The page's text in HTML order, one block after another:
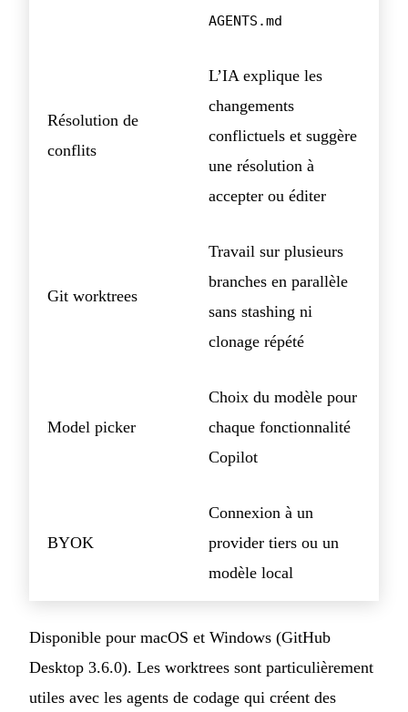
AGENTS.md
Résolution de
conflits
L’IA explique les
changements
conflictuels et suggère
une résolution à
accepter ou éditer
Git worktrees
Travail sur plusieurs
branches en parallèle
sans stashing ni
clonage répété
Model picker
Choix du modèle pour
chaque fonctionnalité
Copilot
BYOK
Connexion à un
provider tiers ou un
modèle local
Disponible pour macOS et Windows (GitHub
Desktop 3.6.0). Les worktrees sont particulièrement
utiles avec les agents de codage qui créent des